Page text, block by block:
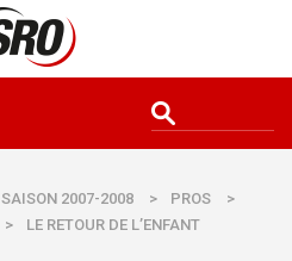
SAISON 2007-2008 > PROS
>
>
LE RETOUR DE L’ENFANT